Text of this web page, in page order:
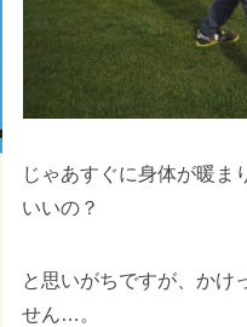
じゃあすぐに身体が暖ま
いいの？
と思いがちですが、かけ
せん…。